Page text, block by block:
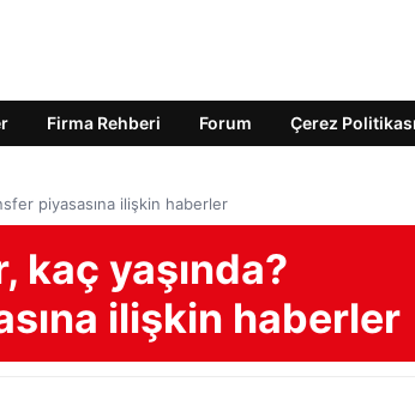
Firma Rehberi Forum Çerez Politikası
piyasasına ilişkin haberler
kaç yaşında?
ilişkin haberler